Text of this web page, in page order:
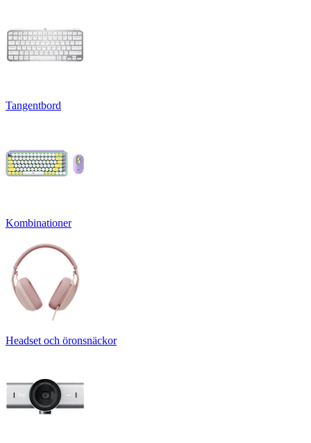
Tangentbord
Kombinationer
Headset och öronsnäckor